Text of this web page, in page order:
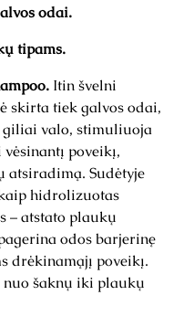
odai.
tipams.
Itin švelni
skirta tiek galvos odai,
giliai valo, stimuliuoja
poveikį,
atsiradimą. Sudėtyje
hidrolizuotas
– atstato plaukų
odos barjerinę
drėkinamąjį poveikį.
nuo šaknų iki plaukų